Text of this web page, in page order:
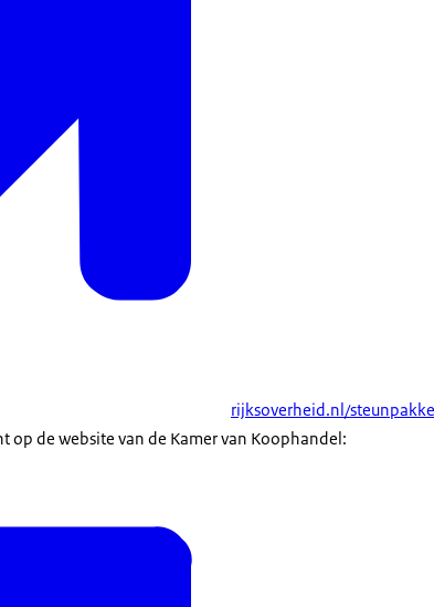
rijksoverheid.nl/
op de website van de Kamer van Koophandel: